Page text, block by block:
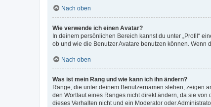
Nach oben
Wie verwende ich einen Avatar?
In deinem persönlichen Bereich kannst du unter „Profil“
ob und wie die Benutzer Avatare benutzen können. Wenn
Nach oben
Was ist mein Rang und wie kann ich ihn ändern?
Ränge, die unter deinem Benutzernamen stehen, zeigen
den Wortlaut eines Ranges nicht direkt ändern, da sie
dieses Verhalten nicht und ein Moderator oder